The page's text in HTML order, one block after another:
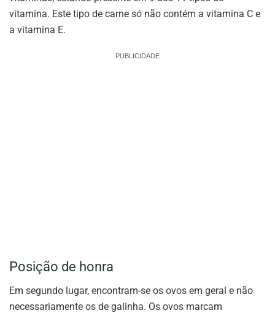
vitamina. Este tipo de carne só não contém a vitamina C e
a vitamina E.
PUBLICIDADE
Posição de honra
Em segundo lugar, encontram-se os ovos em geral e não
necessariamente os de galinha. Os ovos marcam